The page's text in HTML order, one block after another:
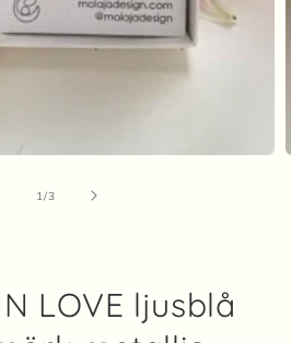
1/av
3
LOVE ljusblå